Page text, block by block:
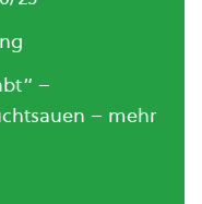
–
– mehr